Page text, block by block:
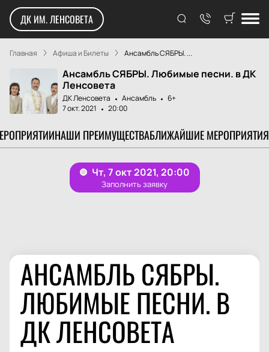
ДК ИМ. ЛЕНСОВЕТА
Главная Афиша и Билеты Ансамбль СЯБРЫ. ...
Ансамбль СЯБРЫ. Любимые песни. в ДК
Ленсовета
ДК Ленсовета Ансамбль
6+
7 окт. 2021
20:00
НАШИ ПРЕИМУЩЕСТВАБЛИЖАЙШИЕ МЕРОПРИЯТИЯ
АНСАМБЛЬ СЯБРЫ.
ЛЮБИМЫЕ ПЕСНИ. В
ДК ЛЕНСОВЕТА